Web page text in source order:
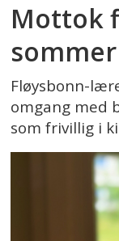
Mottok
sommer
Fløysbonn-
omgang med
som frivillig i